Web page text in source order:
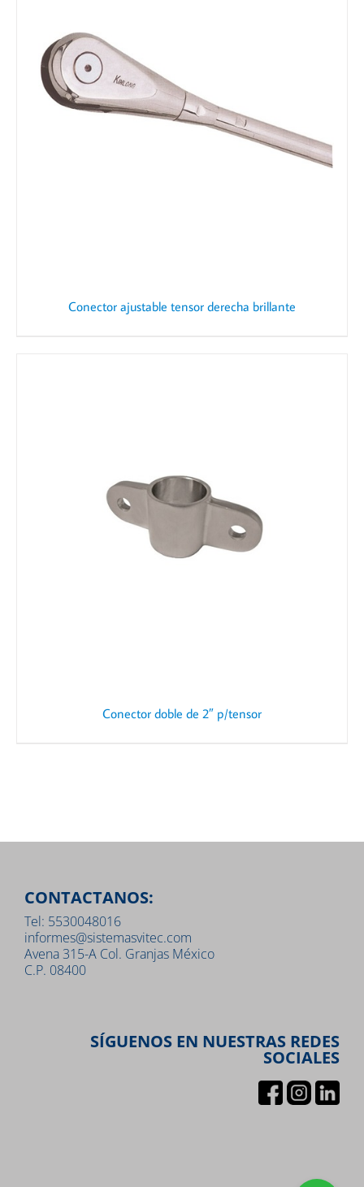
Conector ajustable tensor derecha brillante
Conector doble de 2″ p/tensor
CONTACTANOS:
Tel: 5530048016
informes@sistemasvitec.com
Avena 315-A Col. Granjas México
C.P. 08400
SÍGUENOS EN NUESTRAS REDES
SOCIALES